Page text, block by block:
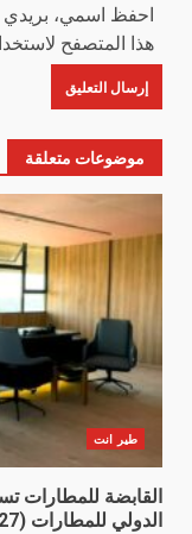
احفظ اسمي، بريدي
هذا المتصفح
موضوعات متعلقة
طير انت
القابضة للمطارات
الدولي للمطارات (WAGA 2027) بشرم الشيخ